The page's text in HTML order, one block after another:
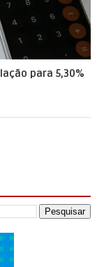
para 5,30%